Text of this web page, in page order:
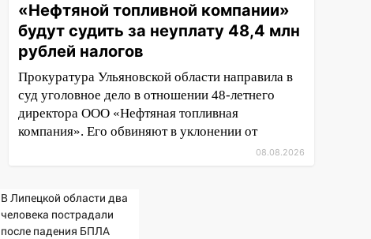
«Нефтяной топливной компании»
будут судить за неуплату 48,4 млн
рублей налогов
Прокуратура Ульяновской области направила в
суд уголовное дело в отношении 48-летнего
директора ООО «Нефтяная топливная
компания». Его обвиняют в уклонении от
08.08.2026
В Липецкой области два
человека пострадали
после падения БПЛА